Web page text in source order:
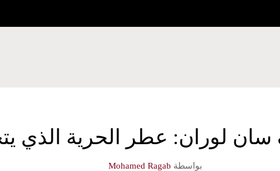
سان لوران: عطر الحرية الذي
بواسطة